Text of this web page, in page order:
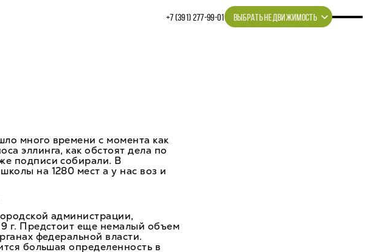
+7 (391) 277‒99‒01 ВЫБРАТЬ НЕДВИЖИМОСТЬ
много времени с момента как
эллинга, как обстоят дела по
подписи собирали. В
на 1280 мест а у нас воз и
администрации,
г. Предстоит еще немалый объем
федеральной власти.
большая определенность в